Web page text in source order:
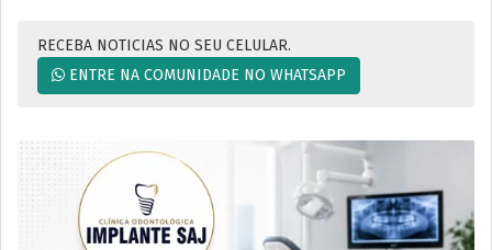
RECEBA NOTICIAS NO SEU CELULAR.
ENTRE NA COMUNIDADE NO WHATSAPP